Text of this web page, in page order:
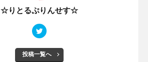
☆りとるぷりんせす☆
投稿一覧へ